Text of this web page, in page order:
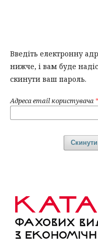
Введіть електронну
нижче, і вам буде
скинути ваш пароль.
Адреса email користувача *